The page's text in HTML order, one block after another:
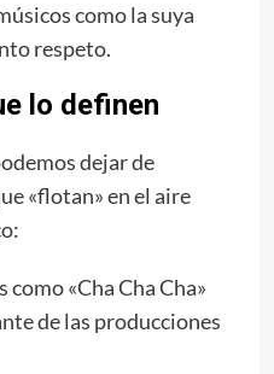
como la suya
respeto.
lo definen
dejar de
«flotan» en el aire
como «Cha Cha Cha»
de las producciones